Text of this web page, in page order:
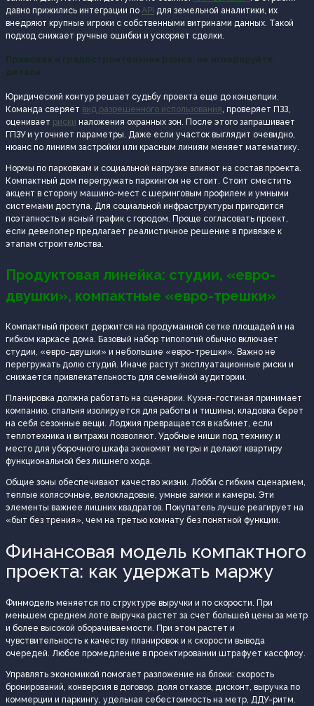
давно прижились интеграции по API для земельной аналитики, их
внедряют крупные игроки с собственными витринами данных. Такой
подход снижает ручные ошибки и ускоряет сделки.
Правовая и градостроительная рамка: не игнорируйте
детали
Юридический контур решает судьбу проекта еще до концепции.
Команда сверяет вид разрешенного использования, проверяет ПЗЗ,
оценивает риски наложения охранных зон. После этого запрашивает
ГПЗУ и уточняет параметры. Даже если участок выглядит очевидно,
нюанс по линиям застройки или красным линиям меняет математику.
Нормы по парковкам и социальной нагрузке влияют на состав проекта.
Компактный дом перегружать паркингом не стоит. Стоит сместить
акцент в сторону машино-мест с шеринговым профилем и умными
системами доступа. Для социальной инфраструктуры пригодится
поэтапность и ясный график с городом. Проще согласовать проект,
если девелопер предлагает реалистичное решение в привязке к
этапам строительства.
Продуктовая линейка: студии, «евро-
двушки», компактные «евро-трешки»
Компактный проект держится на продуманной сетке площадей и на
гибком каркасе дома. Базовый набор типологий обычно включает
студии, «евро-двушки» и небольшие «евро-трешки». Важно не
перегружать долю студий. Иначе растут эксплуатационные риски и
снижается привлекательность для семейной аудитории.
Планировка должна работать на сценарии. Кухня-гостиная принимает
компанию, спальня изолируется для работы и тишины, кладовка берет
на себя сезонные вещи. Лоджия превращается в кабинет, если
теплотехника и витражи позволяют. Удобные ниши под технику и
место для уборочного шкафа экономят метры и делают квартиру
функциональной без лишнего хода.
Общие зоны обеспечивают качество жизни. Лобби с гибким сценарием,
теплые колясочные, велокладовые, умные замки и камеры. Эти
элементы важнее лишних квадратов. Покупатель лучше реагирует на
«быт без трения», чем на третью комнату без понятной функции.
Финансовая модель компактного
проекта: как удержать маржу
Финмодель меняется по структуре выручки и по скорости. При
меньшем среднем лоте выручка растет за счет большей цены за метр
и более высокой оборачиваемости. При этом растет и
чувствительность к качеству планировок и к скорости вывода
очередей. Любое промедление в проектировании штрафует кассфлоу.
Управлять экономикой помогает разложение на блоки: скорость
бронирований, конверсия в договор, доля отказов, дисконт, выручка по
коммерции и паркингу, удельная себестоимость на метр, ДДУ-ритм.